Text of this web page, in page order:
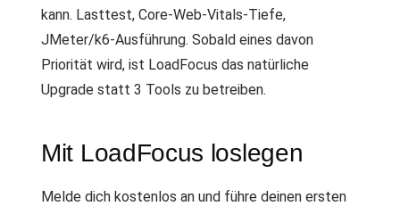
kann. Lasttest, Core-Web-Vitals-Tiefe,
JMeter/k6-Ausführung. Sobald eines davon
Priorität wird, ist LoadFocus das natürliche
Upgrade statt 3 Tools zu betreiben.
Mit LoadFocus loslegen
Melde dich kostenlos an und führe deinen ersten